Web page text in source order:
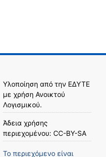
Υλοποίηση από την ΕΔΥΤΕ
με χρήση Ανοικτού
Λογισμικού.
Άδεια χρήσης
περιεχομένου: CC-BY-SA
Το περιεχόμενο είναι